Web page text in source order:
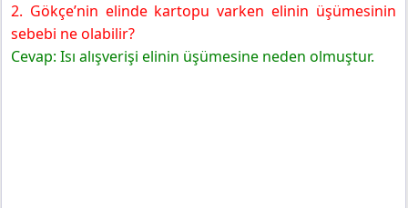
2. Gökçe’nin elinde kartopu varken elinin üşümesinin
sebebi ne olabilir?
Cevap: Isı alışverişi elinin üşümesine neden olmuştur.